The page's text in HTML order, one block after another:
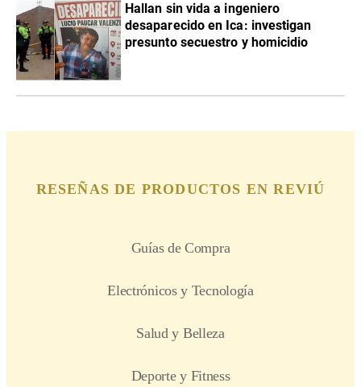
Hallan sin vida a ingeniero
desaparecido en Ica: investigan
presunto secuestro y homicidio